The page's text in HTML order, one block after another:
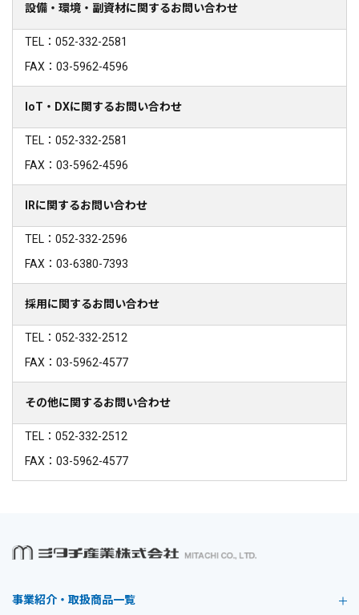
設備・環境・副資材に関するお問い合わせ
TEL：052-332-2581
FAX：03-5962-4596
IoT・DXに関するお問い合わせ
TEL：052-332-2581
FAX：03-5962-4596
IRに関するお問い合わせ
TEL：052-332-2596
FAX：03-6380-7393
採用に関するお問い合わせ
TEL：052-332-2512
FAX：03-5962-4577
その他に関するお問い合わせ
TEL：052-332-2512
FAX：03-5962-4577
事業紹介・取扱商品一覧